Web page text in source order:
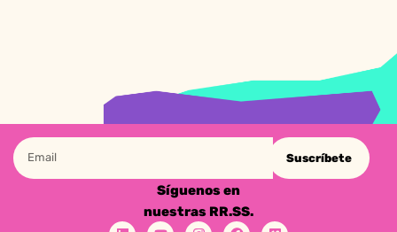
Suscríbete
Síguenos en
nuestras RR.SS.